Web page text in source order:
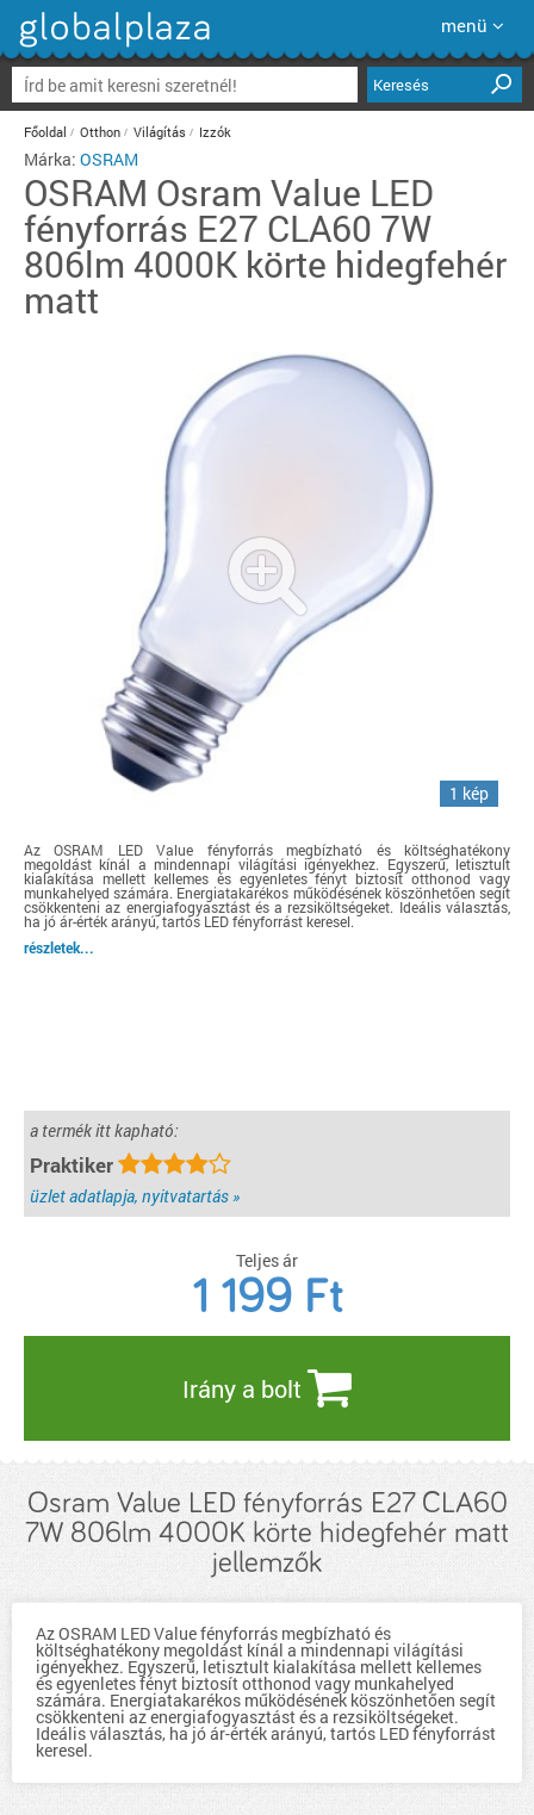
menü
Keresés
Főoldal Otthon Világítás Izzók
Márka: OSRAM
OSRAM Osram Value LED
fényforrás E27 CLA60 7W
806lm 4000K körte hidegfehér
matt
1 kép
Az OSRAM LED Value fényforrás megbízható és költséghatékony
megoldást kínál a mindennapi világítási igényekhez. Egyszerű, letisztult
kialakítása mellett kellemes és egyenletes fényt biztosít otthonod vagy
munkahelyed számára. Energiatakarékos működésének köszönhetően segít
csökkenteni az energiafogyasztást és a rezsiköltségeket. Ideális választás,
ha jó ár-érték arányú, tartós LED fényforrást keresel.
részletek...
a termék itt kapható:
Praktiker
üzlet adatlapja, nyitvatartás »
Teljes ár
1 199 Ft
Irány a bolt
Osram Value LED fényforrás E27 CLA60
7W 806lm 4000K körte hidegfehér matt
jellemzők
Az OSRAM LED Value fényforrás megbízható és
költséghatékony megoldást kínál a mindennapi világítási
igényekhez. Egyszerű, letisztult kialakítása mellett kellemes
és egyenletes fényt biztosít otthonod vagy munkahelyed
számára. Energiatakarékos működésének köszönhetően segít
csökkenteni az energiafogyasztást és a rezsiköltségeket.
Ideális választás, ha jó ár-érték arányú, tartós LED fényforrást
keresel.